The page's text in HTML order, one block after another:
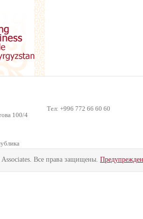
100/4
Тел: +996 772 66 60 60
Все права защищены.